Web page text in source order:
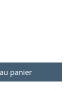
panier